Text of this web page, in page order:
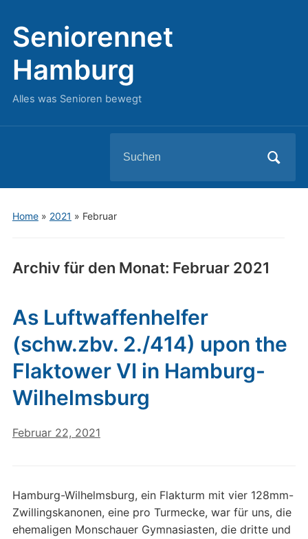
Seniorennet
Hamburg
Alles was Senioren bewegt
for:
Home» 2021 » Februar
Archiv für den Monat: Februar 2021
As Luftwaffenhelfer
(schw.zbv. 2./414) upon the
Flaktower VI in Hamburg-
Wilhelmsburg
Februar 22, 2021
Hamburg-Wilhelmsburg, ein Flakturm mit vier 128mm-
Zwillingskanonen, eine pro Turmecke, war für uns, die
ehemaligen Monschauer Gymnasiasten, die dritte und